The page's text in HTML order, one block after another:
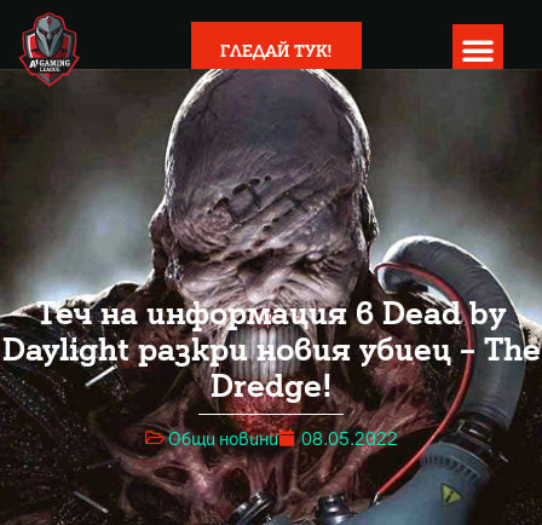
ГЛЕДАЙ ТУК!
Теч на информация в Dead by
Daylight разкри новия убиец – The
Dredge!
Общи новини 08.05.2022